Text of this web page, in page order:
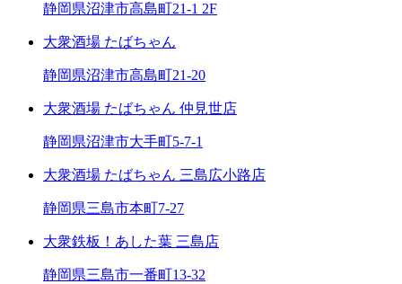
静岡県沼津市高島町21-1 2F
大衆酒場 たばちゃん
静岡県沼津市高島町21-20
大衆酒場 たばちゃん 仲見世店
静岡県沼津市大手町5-7-1
大衆酒場 たばちゃん 三島広小路店
静岡県三島市本町7-27
大衆鉄板！あした葉 三島店
静岡県三島市一番町13-32